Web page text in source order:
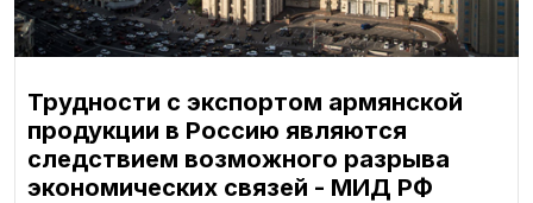
Трудности с экспортом армянской
продукции в Россию являются
следствием возможного разрыва
экономических связей - МИД РФ